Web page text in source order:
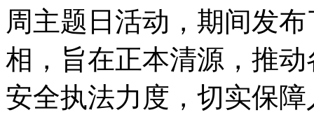
周主题日活动，期间发
相，旨在正本清源，推
安全执法力度，切实保